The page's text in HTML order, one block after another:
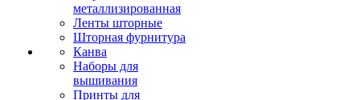
металлизированная
Ленты шторные
Шторная фурнитура
Канва
Наборы для
вышивания
Принты для